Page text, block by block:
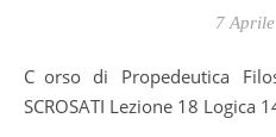
7
Corso di Propedeutica Filosofica a cura di LUISELLA
SCROSATI Lezione 18